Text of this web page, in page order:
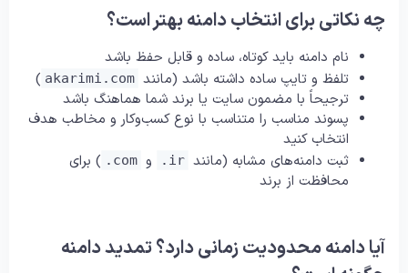
چه نکاتی برای انتخاب دامنه بهتر است؟
نام دامنه باید کوتاه، ساده و قابل حفظ باشد
تلفظ و تایپ ساده داشته باشد (مانند akarimi.com
)
ترجیحاً با مضمون سایت یا برند شما هماهنگ باشد
پسوند مناسب را متناسب با نوع کسب‌وکار و مخاطب هدف
انتخاب کنید
ثبت دامنه‌های مشابه (مانند .ir و .com ) برای
محافظت از برند
آیا دامنه محدودیت زمانی دارد؟ تمدید دامنه